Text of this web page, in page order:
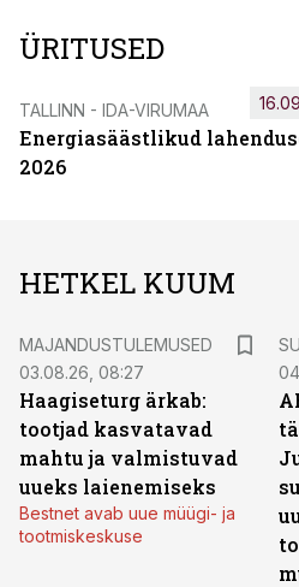
ÜRITUSED
TALLINN - IDA-VIRUMAA
Energiasäästlikud
2026
HETKEL KUUM
MAJANDUSTULEMUSED
03.08.26, 08:27
Haagiseturg ärkab:
tootjad kasvatavad
mahtu ja valmistuvad
uueks laienemiseks
Bestnet avab uue müügi- ja
tootmiskeskuse